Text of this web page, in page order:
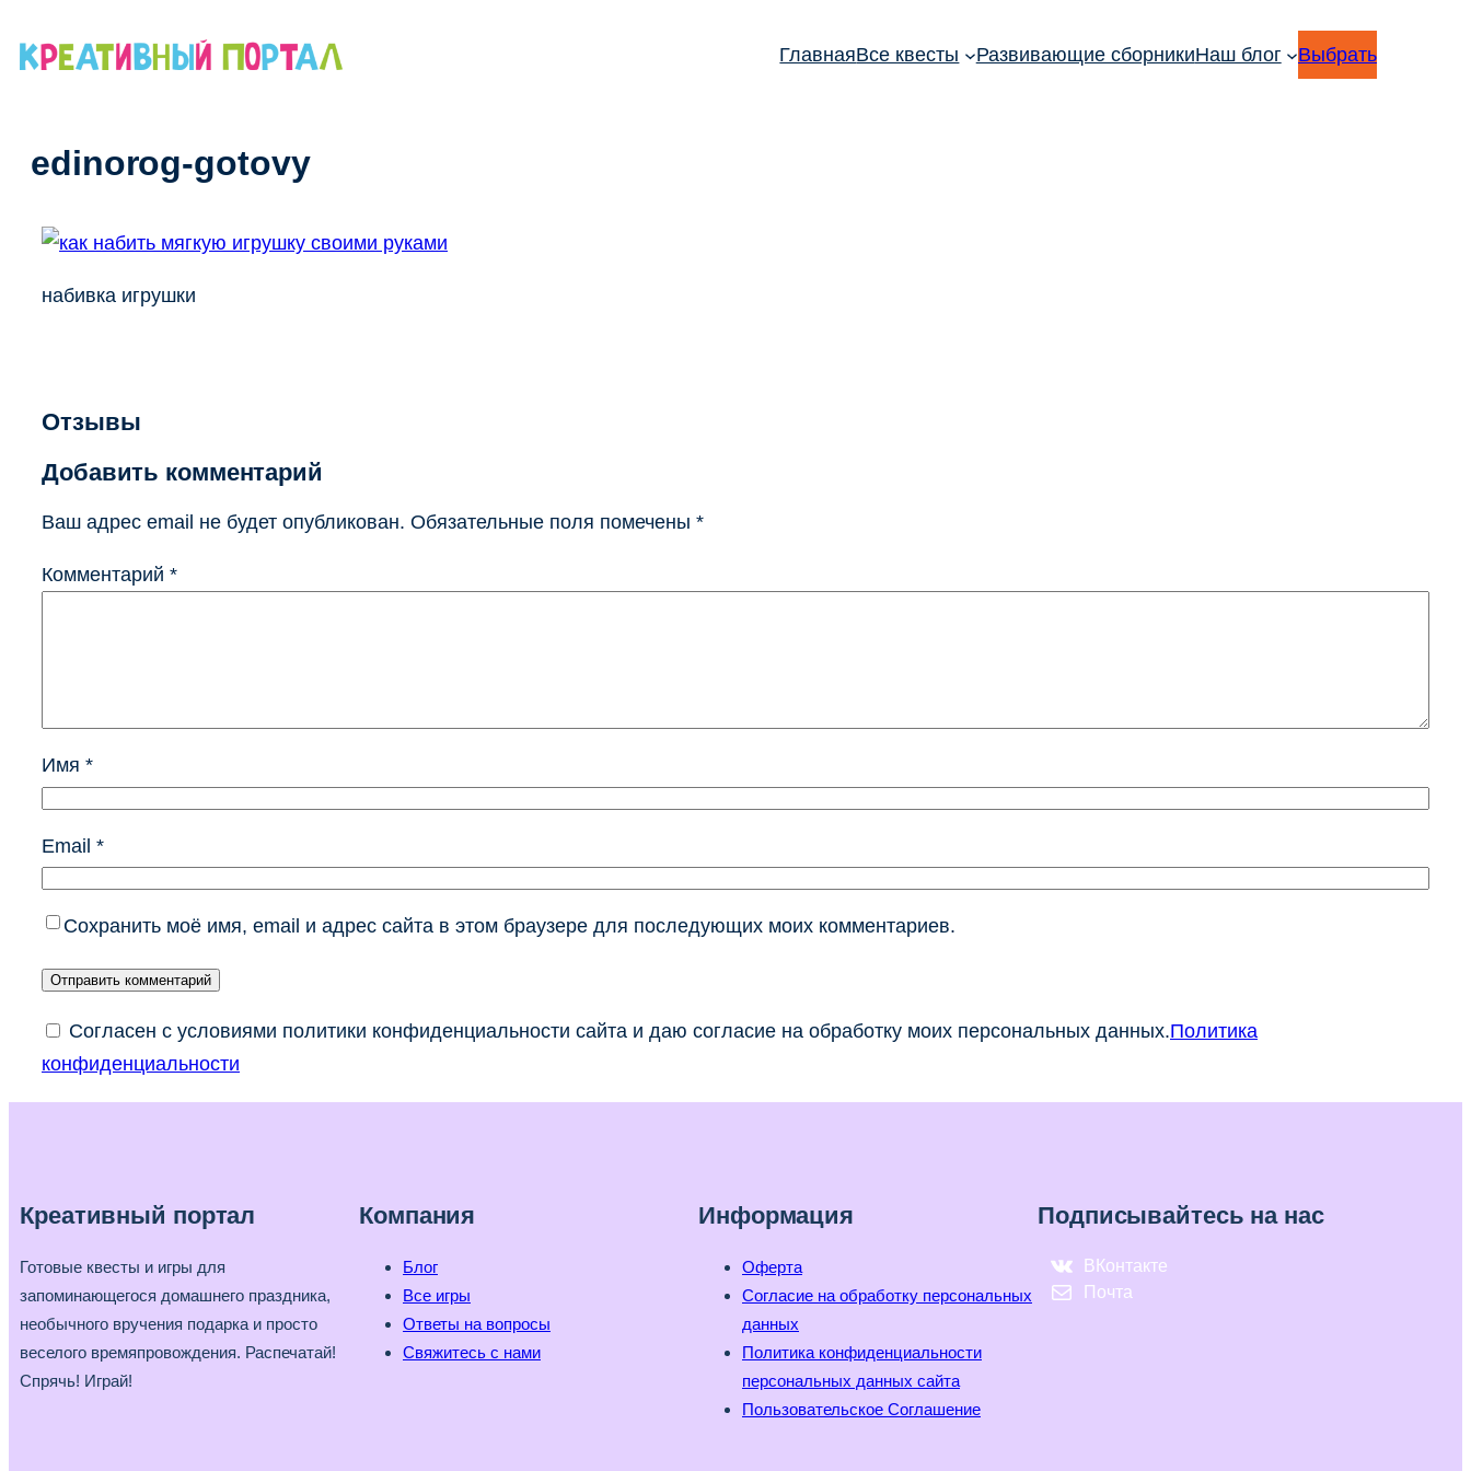
ГлавнаяВсе квесты Развивающие сборникиНаш блог Выбрать
edinorog-gotovy
набивка игрушки
Отзывы
Добавить комментарий
Ваш адрес email не будет опубликован. Обязательные поля помечены *
Комментарий *
Имя *
Email *
Сохранить моё имя, email и адрес сайта в этом браузере для последующих моих комментариев.
Согласен с условиями политики конфиденциальности сайта и даю согласие на обработку моих персональных данных.Политика
конфиденциальности
Креативный портал
Готовые квесты и игры для
запоминающегося домашнего праздника,
необычного вручения подарка и просто
веселого времяпровождения. Распечатай!
Спрячь! Играй!
Компания
Блог
Все игры
Ответы на вопросы
Свяжитесь с нами
Информация
Оферта
Согласие на обработку персональных
данных
Политика конфиденциальности
персональных данных сайта
Пользовательское Соглашение
Подписывайтесь на нас
ВКонтакте
Почта